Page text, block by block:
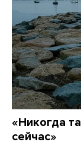
«Никогда
сейчас»